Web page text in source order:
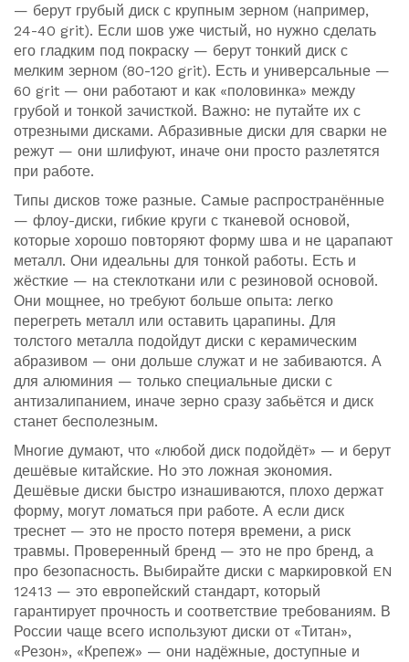
— берут грубый диск с крупным зерном (например,
24-40 grit). Если шов уже чистый, но нужно сделать
его гладким под покраску — берут тонкий диск с
мелким зерном (80-120 grit). Есть и универсальные —
60 grit — они работают и как «половинка» между
грубой и тонкой зачисткой. Важно: не путайте их с
отрезными дисками. Абразивные диски для сварки не
режут — они шлифуют, иначе они просто разлетятся
при работе.
Типы дисков тоже разные. Самые распространённые
— флоу-диски, гибкие круги с тканевой основой,
которые хорошо повторяют форму шва и не царапают
металл. Они идеальны для тонкой работы. Есть и
жёсткие — на стеклоткани или с резиновой основой.
Они мощнее, но требуют больше опыта: легко
перегреть металл или оставить царапины. Для
толстого металла подойдут диски с керамическим
абразивом — они дольше служат и не забиваются. А
для алюминия — только специальные диски с
антизалипанием, иначе зерно сразу забьётся и диск
станет бесполезным.
Многие думают, что «любой диск подойдёт» — и берут
дешёвые китайские. Но это ложная экономия.
Дешёвые диски быстро изнашиваются, плохо держат
форму, могут ломаться при работе. А если диск
треснет — это не просто потеря времени, а риск
травмы. Проверенный бренд — это не про бренд, а
про безопасность. Выбирайте диски с маркировкой EN
12413 — это европейский стандарт, который
гарантирует прочность и соответствие требованиям. В
России чаще всего используют диски от «Титан»,
«Резон», «Крепеж» — они надёжные, доступные и